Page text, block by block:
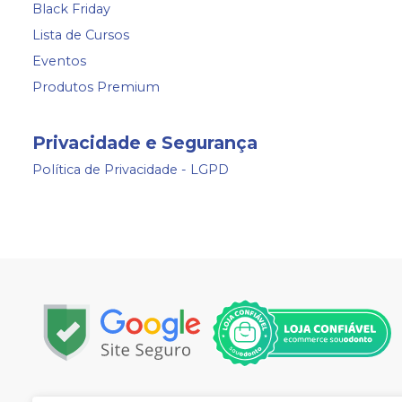
Black Friday
Lista de Cursos
Eventos
Produtos Premium
Privacidade e Segurança
Política de Privacidade - LGPD